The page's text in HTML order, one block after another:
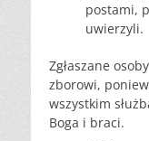
postami,
uwierzyli.
Zgłaszane
zborowi,
wszystkim
Boga i braci.